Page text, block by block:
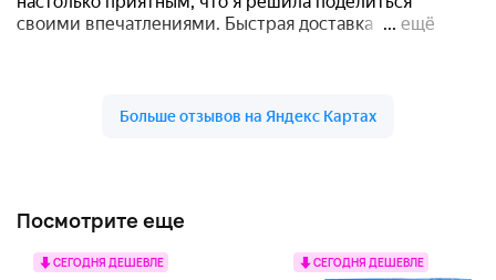
Посмотрите еще
СЕГОДНЯ ДЕШЕВЛЕ СЕГОДНЯ ДЕШЕВЛЕ